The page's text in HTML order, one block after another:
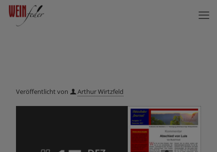
Veröffentlicht von Arthur Wirtzfeld